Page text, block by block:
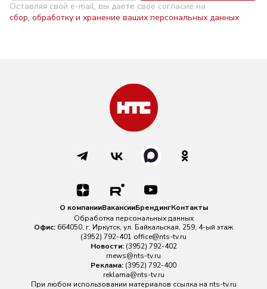
Оставляя свой e-mail, вы даете свое согласие на
сбор, обработку и хранение ваших персональных данных
О компанииВакансииБрендингКонтакты
Обработка персональных данных
Офис: 664050, г. Иркутск, ул. Байкальская, 259, 4-ый этаж
(3952) 792-401 office@nts-tv.ru
Новости: (3952) 792-402
rnews@nts-tv.ru
Реклама: (3952) 792-400
reklama@nts-tv.ru
При любом использовании материалов ссылка на nts-tv.ru